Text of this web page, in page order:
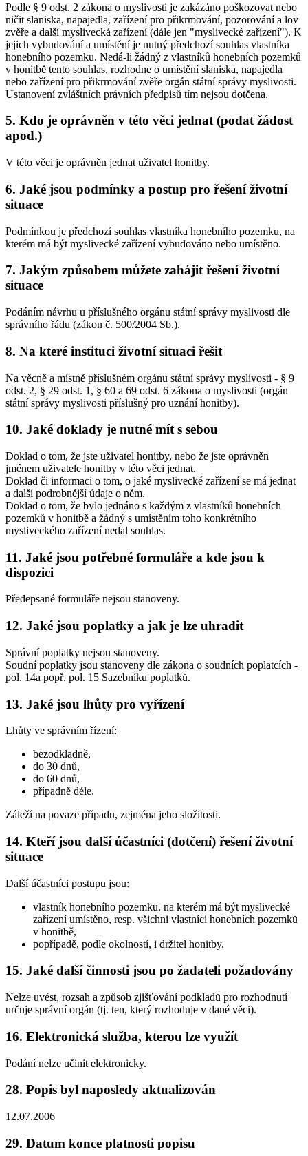
Podle § 9 odst. 2 zákona o myslivosti je zakázáno poškozovat nebo
ničit slaniska, napajedla, zařízení pro přikrmování, pozorování a lov
zvěře a další myslivecká zařízení (dále jen "myslivecké zařízení"). K
jejich vybudování a umístění je nutný předchozí souhlas vlastníka
honebního pozemku. Nedá-li žádný z vlastníků honebních pozemků
v honitbě tento souhlas, rozhodne o umístění slaniska, napajedla
nebo zařízení pro přikrmování zvěře orgán státní správy myslivosti.
Ustanovení zvláštních právních předpisů tím nejsou dotčena.
5. Kdo je oprávněn v této věci jednat (podat žádost
apod.)
V této věci je oprávněn jednat uživatel honitby.
6. Jaké jsou podmínky a postup pro řešení životní
situace
Podmínkou je předchozí souhlas vlastníka honebního pozemku, na
kterém má být myslivecké zařízení vybudováno nebo umístěno.
7. Jakým způsobem můžete zahájit řešení životní
situace
Podáním návrhu u příslušného orgánu státní správy myslivosti dle
správního řádu (zákon č. 500/2004 Sb.).
8. Na které instituci životní situaci řešit
Na věcně a místně příslušném orgánu státní správy myslivosti - § 9
odst. 2, § 29 odst. 1, § 60 a 69 odst. 6 zákona o myslivosti (orgán
státní správy myslivosti příslušný pro uznání honitby).
10. Jaké doklady je nutné mít s sebou
Doklad o tom, že jste uživatel honitby, nebo že jste oprávněn
jménem uživatele honitby v této věci jednat.
Doklad či informaci o tom, o jaké myslivecké zařízení se má jednat
a další podrobnější údaje o něm.
Doklad o tom, že bylo jednáno s každým z vlastníků honebních
pozemků v honitbě a žádný s umístěním toho konkrétního
mysliveckého zařízení nedal souhlas.
11. Jaké jsou potřebné formuláře a kde jsou k
dispozici
Předepsané formuláře nejsou stanoveny.
12. Jaké jsou poplatky a jak je lze uhradit
Správní poplatky nejsou stanoveny.
Soudní poplatky jsou stanoveny dle zákona o soudních poplatcích -
pol. 14a popř. pol. 15 Sazebníku poplatků.
13. Jaké jsou lhůty pro vyřízení
Lhůty ve správním řízení:
bezodkladně,
do 30 dnů,
do 60 dnů,
případně déle.
Záleží na povaze případu, zejména jeho složitosti.
14. Kteří jsou další účastníci (dotčení) řešení životní
situace
Další účastníci postupu jsou:
vlastník honebního pozemku, na kterém má být myslivecké
zařízení umístěno, resp. všichni vlastníci honebních pozemků
v honitbě,
popřípadě, podle okolností, i držitel honitby.
15. Jaké další činnosti jsou po žadateli požadovány
Nelze uvést, rozsah a způsob zjišťování podkladů pro rozhodnutí
určuje správní orgán (tj. ten, který rozhoduje v dané věci).
16. Elektronická služba, kterou lze využít
Podání nelze učinit elektronicky.
28. Popis byl naposledy aktualizován
12.07.2006
29. Datum konce platnosti popisu